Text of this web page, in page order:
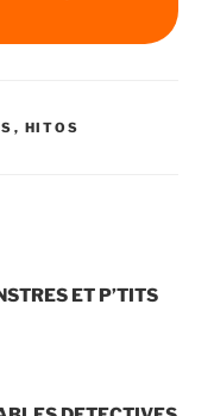
, HITOS
ET P’TITS